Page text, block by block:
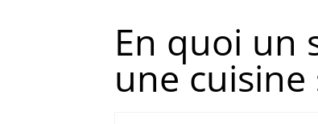
En quoi un
une